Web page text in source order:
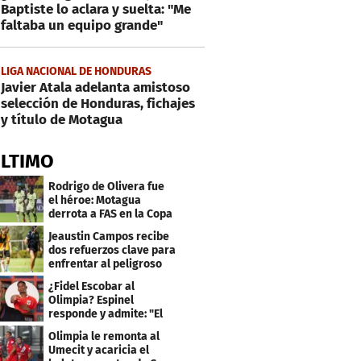
Baptiste lo aclara y suelta: "Me
faltaba un equipo grande"
LIGA NACIONAL DE HONDURAS
Javier Atala adelanta amistoso
selección de Honduras, fichajes
y título de Motagua
Rodrigo de Olivera fue
el héroe: Motagua
derrota a FAS en la Copa
Centroamericana
Jeaustin Campos recibe
dos refuerzos clave para
enfrentar al peligroso
Génesis FC
¿Fidel Escobar al
Olimpia? Espinel
responde y admite: "El
resultado fue corto"
Olimpia le remonta al
Umecit y acaricia el